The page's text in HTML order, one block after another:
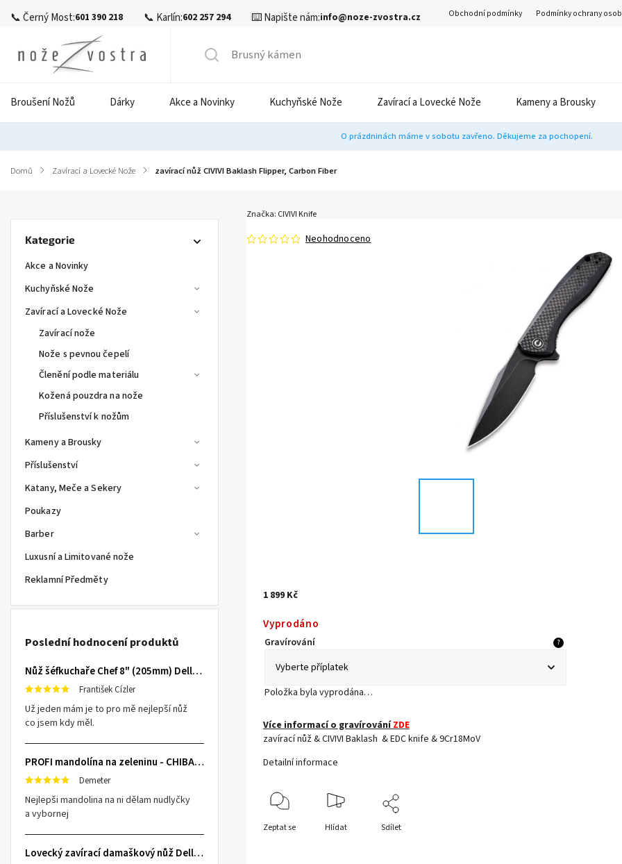
📞 Černý Most:601 390 218 📞 Karlín:602 257 294 ⌨️ Napište nám:info@noze-zvostra.cz Obchodní podmínky Podmínky ochrany
Broušení Nožů Dárky Akce a Novinky Kuchyňské Nože Zavírací a Lovecké Nože Kameny a Brousky
O prázdninách máme v sobotu zavřeno. Děkujeme za pochopení.
Domů / Zavírací a Lovecké Nože / zavírací nůž CIVIVI Baklash Flipper, Carbon Fiber
Kategorie
Akce a Novinky
Kuchyňské Nože
Zavírací a Lovecké Nože
Zavírací nože
Nože s pevnou čepelí
Členění podle materiálu
Kožená pouzdra na nože
Příslušenství k nožům
Kameny a Brousky
Příslušenství
Katany, Meče a Sekery
Poukazy
Barber
Luxusní a Limitované nože
Reklamní Předměty
Poslední hodnocení produktů
Nůž šéfkuchaře Chef 8" (205mm) Dellinger TOIVO - Professional Damascus
František Cízler
Už jeden mám je to pro mě nejlepší nůž
co jsem kdy měl.
PROFI mandolína na zeleninu - CHIBA Japan, sengiri slicekun
Demeter
Nejlepši mandolina na ni dělam nudlyčky
a vybornej
Lovecký zavírací damaškový nůž Dellinger Damask Star
Neohodnoceno
Značka: CIVIVI Knife
1 899 Kč
Vyprodáno
Gravírování ?
Položka byla vyprodána…
Více informací o gravírováníZDE
zavírací nůž & CIVIVI Baklash & EDC knife & 9Cr18MoV
Detailní informace
Zeptat se Hlídat Sdílet